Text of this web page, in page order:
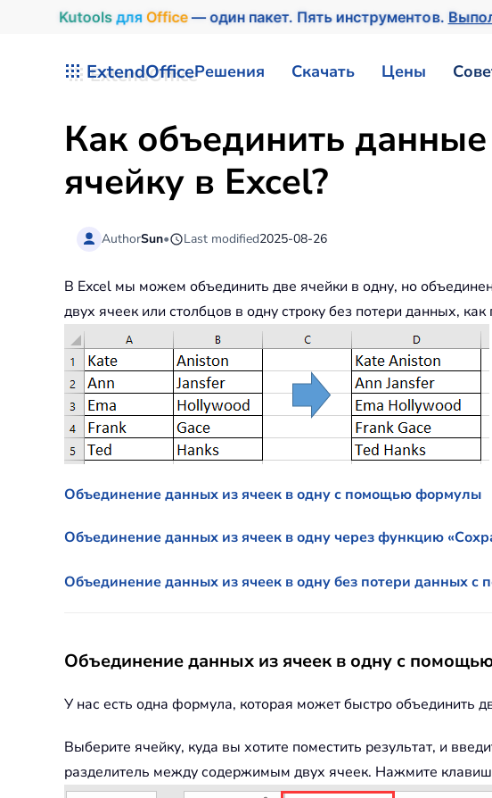
Kutools для Office— один пакет. Пять инструментов.
ExtendOfficeРешения Скачать Цены
Как объединить
ячейку в Excel?
AuthorSun• Last modified2025-08-26
В Excel мы можем объединить две ячейки в одну, но
двух ячеек или столбцов в одну строку без потери данных,
Объединение данных из ячеек в одну с помощью формулы
Объединение данных из ячеек в одну через функцию
Объединение данных из ячеек в одну без потери данных
Объединение данных из ячеек в одну с
У нас есть одна формула, которая может быстро объединить
Выберите ячейку, куда вы хотите поместить результат, и
разделитель между содержимым двух ячеек. Нажмите